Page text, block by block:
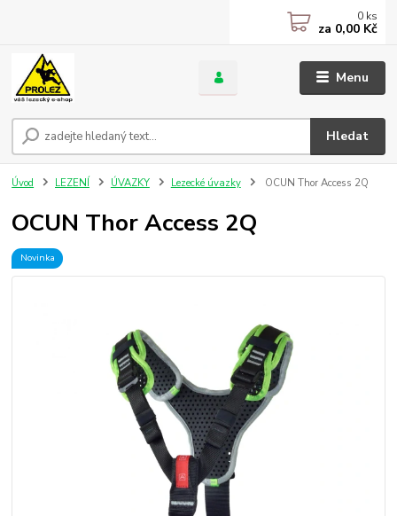
Menu
Hledat
0 ks
za 0,00 Kč
Úvod LEZENÍ ÚVAZKY Lezecké úvazky OCUN Thor Access 2Q
OCUN Thor Access 2Q
Novinka